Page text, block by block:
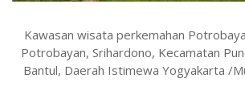
Kawasan wisata perkemahan
Potrobayan, Srihardono, Kecamatan
Bantul, Daerah Istimewa Yogyakarta /